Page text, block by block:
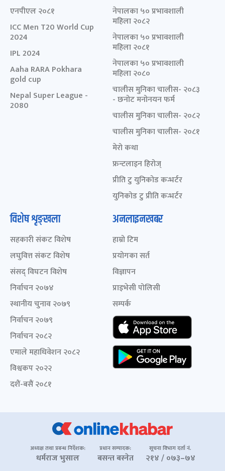
एनपीएल २०८१
ICC Men T20 World Cup
2024
IPL 2024
Aaha RARA Pokhara
gold cup
Nepal Super League -
2080
नेपालका ५० प्रभावशाली
महिला २०८२
नेपालका ५० प्रभावशाली
महिला २०८१
नेपालका ५० प्रभावशाली
महिला २०८०
चालीस मुनिका चालीस- २०८३
- छनोट मनोनयन फर्म
चालीस मुनिका चालीस- २०८२
चालीस मुनिका चालीस- २०८१
मेरो कथा
फ्रन्टलाइन हिरोज्
प्रीति टु युनिकोड कन्भर्टर
युनिकोड टु प्रीति कन्भर्टर
विशेष शृङ्खला
सहकारी संकट विशेष
लघुवित्त संकट विशेष
संसद् विघटन विशेष
निर्वाचन २०७४
स्थानीय चुनाव २०७९
निर्वाचन २०७९
निर्वाचन २०८२
एमाले महाधिवेशन २०८२
विश्वकप २०२२
दशैं-बसैं २०८१
अनलाइनखबर
हाम्रो टिम
प्रयोगका सर्त
विज्ञापन
प्राइभेसी पोलिसी
सम्पर्क
अध्यक्ष तथा प्रबन्ध निर्देशक:
धर्मराज भुसाल
प्रधान सम्पादक:
बसन्त बस्नेत
सूचना विभाग दर्ता नं.
२१४ / ०७३–७४